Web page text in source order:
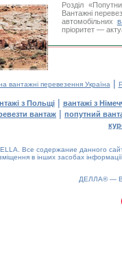
Розділ
Вантажні
автомобільних
пріоритет —
вантажні перевезення Україна |
з Польщі| вантажі з
вантаж | попутний
Все содержание данного
в інших засобах
ДЕЛЛА® —